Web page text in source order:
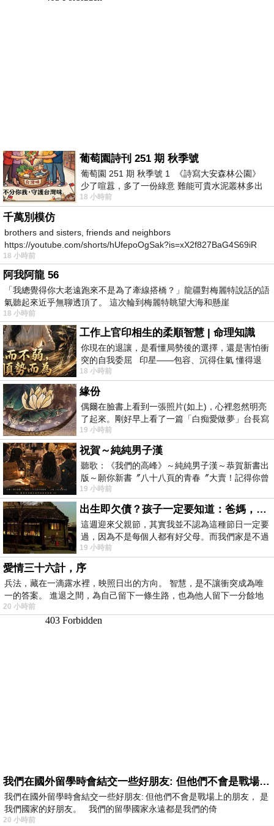
葡萄園詩刊 251 期 秋季號
葡萄園 251 期 秋季號 1 《詩寫大安森林公園》
少了喧囂，多了一份綠意 難能可貴水泥叢林多出
一
18 小時前
千萬別模仿
brothers and sisters, friends and neighbors
https://youtube.com/shorts/hUfepoOgSak?is=xX2f827BaG4S69iR
https
18 小時前
阿我阿龍 56
「我總覺得你大老遠跑來不是為了牽線搭橋？」龍疆對梅麗特說話的語
氣聽起來近乎無聊透頂了。 這次輪到梅麗特眺望大海和懸崖
18 小時前
工作上官印相生的柔順智慧 | 命理知識
你現在的退讓，是看懂局勢後的選擇，還是害怕衝
突的自我委屈 印星——包容、沉得住氣 懂得退
一步觀察，不會
18 小時前
緣份
偶爾在臉書上看到一張照片(如上)，心裡忽然明亮
了起來。剛好早上看了一篇「白痴愛做夢」台長寫
的貼文，在回顧年輕時瘋狂愛上
19 小時前
祝賀～純純男子漢
聽歌：《我們的高峰》～純純男子漢～恭賀新書出
版～願你新書〞八十八頁的青春〞大賣！記得你曾
經在我的版留言…「好讚的圖^^感覺大家
19 小時前
出生即欠債？孩子一定要知道：爸媽，其實我不欠你們
這週迎來父親節，其實我並不認為這種節日一定要
過，因為不是每個人都有好父母。而我們家是不過
節的，平時也沒什麼儀式感，生活趨近冷
19 小時前
愛情三十六計，序
兵法，藏在一滴露水裡，映照日出的方向。 智慧，是不讓衝突成為唯
一的答案。 進退之間，為自己留下一條生路，也為他人留下一分餘地
20 小時前
我們在國外留學時會結交一些好朋友: 但他們不會是戰場上的朋友
我們在國外留學時會結交一些好朋友: 但他們不會是戰場上的朋友， 是
我們國家的好朋友。 我們的留學國家永遠都是我們的倚
20 小時前